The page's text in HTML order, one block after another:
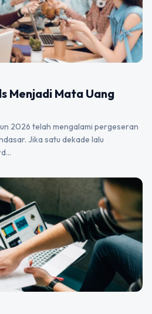
Menjadi Mata Uang
2026 telah mengalami pergeseran
Jika satu dekade lalu